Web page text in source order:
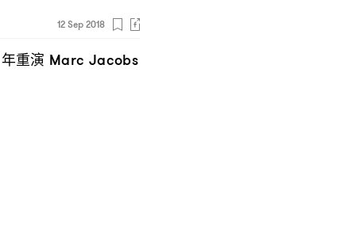
12 Sep 2018
重演 Marc Jacobs